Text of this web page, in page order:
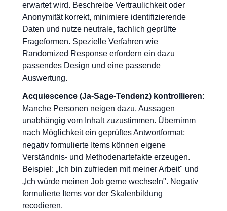
erwartet wird. Beschreibe Vertraulichkeit oder
Anonymität korrekt, minimiere identifizierende
Daten und nutze neutrale, fachlich geprüfte
Frageformen. Spezielle Verfahren wie
Randomized Response erfordern ein dazu
passendes Design und eine passende
Auswertung.
Acquiescence (Ja-Sage-Tendenz) kontrollieren:
Manche Personen neigen dazu, Aussagen
unabhängig vom Inhalt zuzustimmen. Übernimm
nach Möglichkeit ein geprüftes Antwortformat;
negativ formulierte Items können eigene
Verständnis- und Methodenartefakte erzeugen.
Beispiel: „Ich bin zufrieden mit meiner Arbeit" und
„Ich würde meinen Job gerne wechseln". Negativ
formulierte Items vor der Skalenbildung
recodieren.